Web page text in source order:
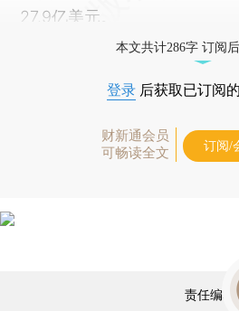
27.9亿美元。
本文共计286字 订阅
登录 后获取已订阅
财新通会员
可畅读全文
订阅/
责任编辑